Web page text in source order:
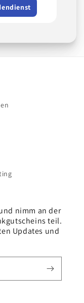
nimm an der
teil.
Updates und